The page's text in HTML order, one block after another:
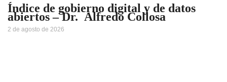
Índice de gobierno digital y de datos
abiertos – Dr. Alfredo Collosa
2 de agosto de 2026